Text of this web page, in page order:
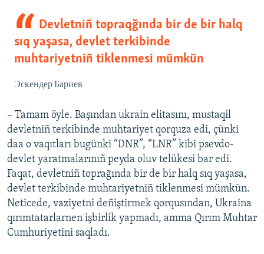
Devletniñ topraqğında bir de bir halq
sıq yaşasa, devlet terkibinde
muhtariyetniñ tiklenmesi mümkün
Эскендер Бариев
– Tamam öyle. Başından ukrain elitasını, mustaqil
devletniñ terkibinde muhtariyet qorquza edi, çünki
daa o vaqıtları bugünki “DNR”, “LNR” kibi psevdo-
devlet yaratmalarınıñ peyda oluv telükesi bar edi.
Faqat, devletniñ toprağında bir de bir halq sıq yaşasa,
devlet terkibinde muhtariyetniñ tiklenmesi mümkün.
Neticede, vaziyetni deñiştirmek qorqusından, Ukraina
qırımtatarlarnen işbirlik yapmadı, amma Qırım Muhtar
Cumhuriyetini saqladı.